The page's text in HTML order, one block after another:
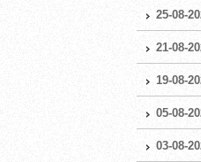
25-08-
21-08-
19-08-
05-08-
03-08-